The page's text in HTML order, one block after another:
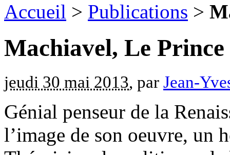
Accueil > Publications >
Machiavel, Le Prince
jeudi 30 mai 2013, par Jean-
Génial penseur de la
l’image de son oeuvre, un